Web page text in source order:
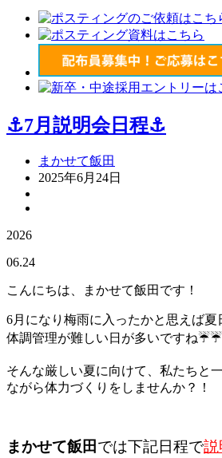
⚓7月説明会日程⚓
まかせて飯田
2025年6月24日
2026
06.24
こんにちは、まかせて飯田です！
6月になり梅雨に入ったかと思えば夏
体調管理が難しい日が多いですね☔☔
そんな厳しい夏に向けて、私たちと
ながら体力づくりをしませんか？！
まかせて飯田 では下記日程で説